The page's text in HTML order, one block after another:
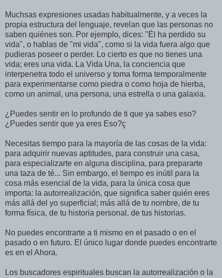
Muchsas expresiones usadas habitualmente, y a veces la
propia estructura del lenguaje, revelan que las personas no
saben quiénes son. Por ejemplo, dices: "Él ha perdido su
vida", o hablas de "mi vida", como si la vida fuera algo que
pudieras poseer o perder. Lo cierto es que no tienes una
vida; eres una vida. La Vida Una, la conciencia que
interpenetra todo el universo y toma forma temporalmente
para experimentarse como piedra o como hoja de hierba,
como un animal, una persona, una estrella o una galaxia.
¿Puedes sentir en lo profundo de ti que ya sabes eso?
¿Puedes sentir que ya eres Eso?ç
Necesitas tiempo para la mayoría de las cosas de la vida:
para adquirir nuevas aptitudes, para construir una casa,
para especializarte en alguna disciplina, para prepararte
una taza de té... Sin embargo, el tiempo es inútil para la
cosa más esencial de la vida, para la única cosa que
importa: la autorrealización, que significa saber quién eres
más allá del yo superficial; más allá de tu nombre, de tu
forma física, de tu historia personal, de tus historias.
No puedes encontrarte a ti mismo en el pasado o en el
pasado o en futuro. El único lugar donde puedes encontrarte
es en el Ahora.
Los buscadores espirituales buscan la autorrealización o la